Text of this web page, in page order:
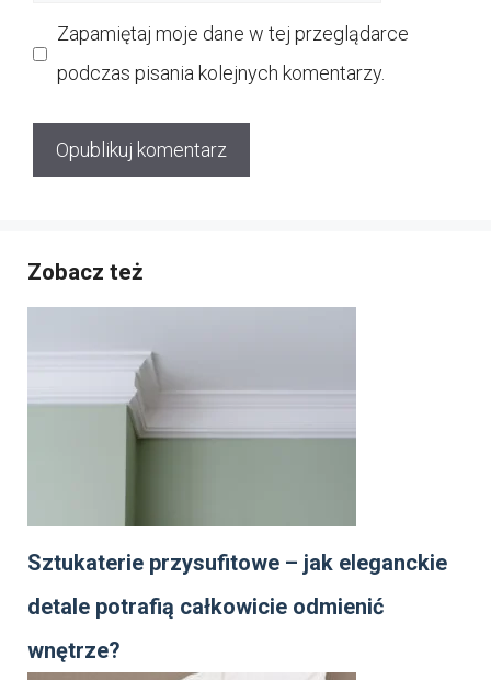
Zapamiętaj moje dane w tej przeglądarce
podczas pisania kolejnych komentarzy.
Zobacz też
Sztukaterie przysufitowe – jak eleganckie
detale potrafią całkowicie odmienić
wnętrze?